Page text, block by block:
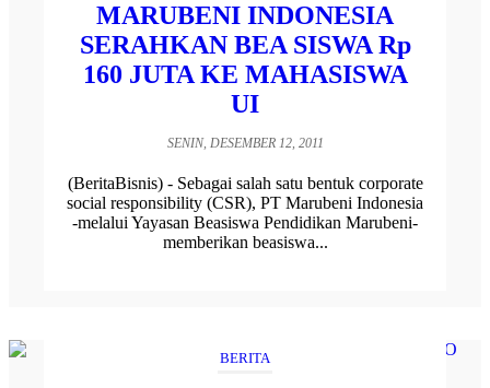
MARUBENI INDONESIA
SERAHKAN BEA SISWA Rp
160 JUTA KE MAHASISWA
UI
SENIN, DESEMBER 12, 2011
(BeritaBisnis) - Sebagai salah satu bentuk corporate
social responsibility (CSR), PT Marubeni Indonesia
-melalui Yayasan Beasiswa Pendidikan Marubeni-
memberikan beasiswa...
BERITA